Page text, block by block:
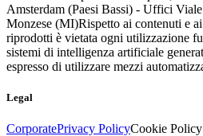
Amsterdam (Paesi Bassi) - Uffici
Monzese (MI)Rispetto ai contenuti e
riprodotti è vietata ogni utilizzazione
sistemi di intelligenza artificiale
espresso di utilizzare mezzi
Legal
CorporatePrivacy PolicyCookie Policy